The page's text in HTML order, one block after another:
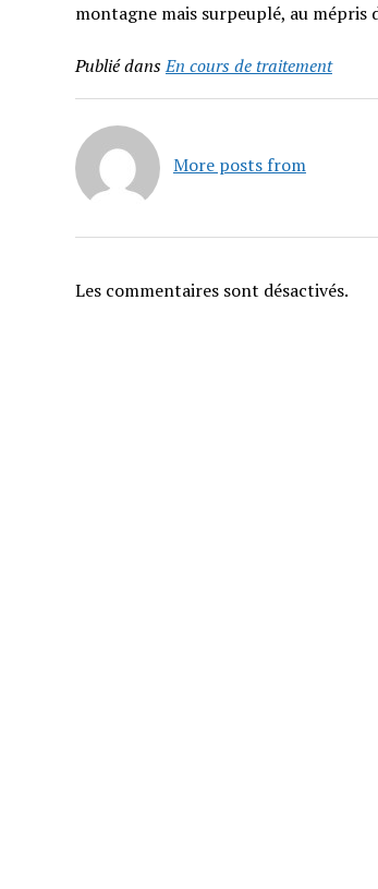
montagne mais surpeuplé, au mépris
Publié dansEn cours de traitement
More posts from
Les commentaires sont désactivés.